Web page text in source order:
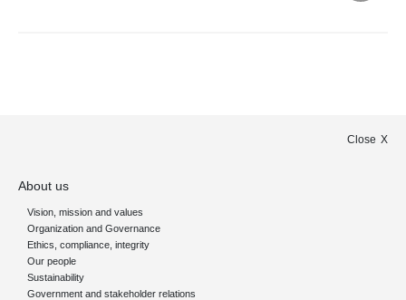
Close
About us
Vision, mission and values
Organization and Governance
Ethics, compliance, integrity
Our people
Sustainability
Government and stakeholder relations